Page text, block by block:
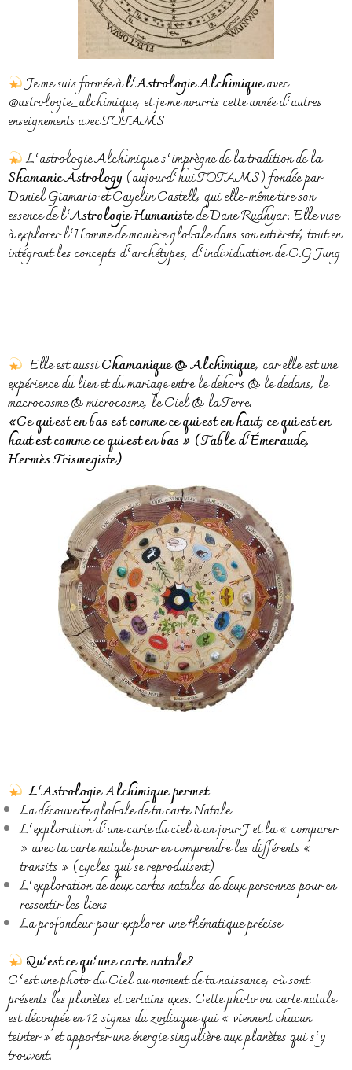
Je me suis formée àl’Astrologie Alchimiqueavec
@astrologie_alchimique, et je me nourris cette année d’autres
enseignements avec TOTAMS
L’astrologie Alchimique s’imprègne de la tradition de la
Shamanic Astrology (aujourd’hui TOTAMS) fondée par
Daniel Giamario et Cayelin Castell, qui elle-même tire son
essence de l’Astrologie Humanistede Dane Rudhyar. Elle vise
à explorer l’Homme de manière globale dans son entièreté, tout en
intégrant les concepts d’archétypes, d’individuation de C.G Jung
Elle est aussiChamanique & Alchimique, car elle est une
expérience du lien et du mariage entre le dehors & le dedans, le
macrocosme & microcosme, le Ciel & la Terre.
«Ce qui est en bas est comme ce qui est en haut; ce qui est en
haut est comme ce qui est en bas » (Table d’Émeraude,
Hermès Trismegiste)
L’Astrologie Alchimique permet
La découverte globale de ta carte Natale
L’exploration d’une carte du ciel à un jour J et la « comparer
» avec ta carte natale pour en comprendre les différents «
transits » (cycles qui se reproduisent)
L’exploration de deux cartes natales de deux personnes pour en
ressentir les liens
La profondeur pour explorer une thématique précise
Qu’est ce qu’une carte natale?
C’est une photo du Ciel au moment de ta naissance, où sont
présents les planètes et certains axes. Cette photo ou carte natale
est découpée en 12 signes du zodiaque qui « viennent chacun
teinter » et apporter une énergie singulière aux planètes qui s’y
trouvent.